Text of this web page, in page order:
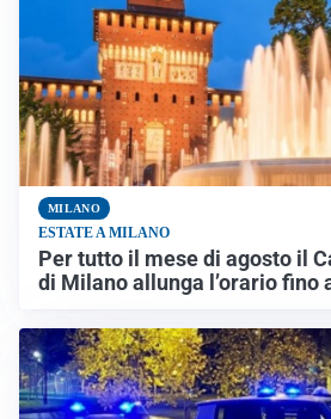
MILANO
ESTATE A MILANO
Per tutto il mese di agosto il
di Milano allunga l’orario fino